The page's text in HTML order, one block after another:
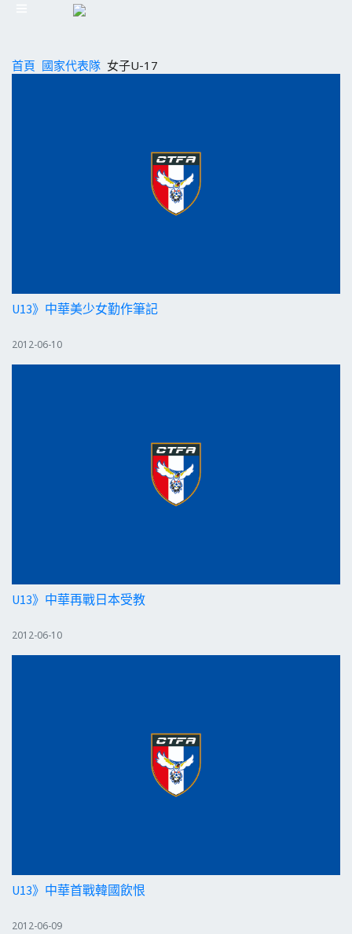
首頁 國家代表隊 女子U-17
U13》中華美少女勤作筆記
2012-06-10
U13》中華再戰日本受教
2012-06-10
U13》中華首戰韓國飲恨
2012-06-09